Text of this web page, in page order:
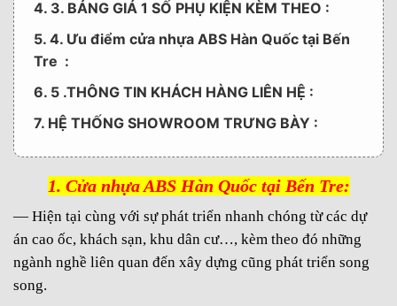
4. 3. BẢNG GIÁ 1 SỐ PHỤ KIỆN KÈM THEO :
5. 4. Ưu điểm cửa nhựa ABS Hàn Quốc tại Bến
Tre :
6. 5 .THÔNG TIN KHÁCH HÀNG LIÊN HỆ :
7. HỆ THỐNG SHOWROOM TRƯNG BÀY :
1. Cửa nhựa ABS Hàn Quốc tại Bến Tre:
— Hiện tại cùng với sự phát triển nhanh chóng từ các dự
án cao ốc, khách sạn, khu dân cư…, kèm theo đó những
ngành nghề liên quan đến xây dựng cũng phát triển song
song.